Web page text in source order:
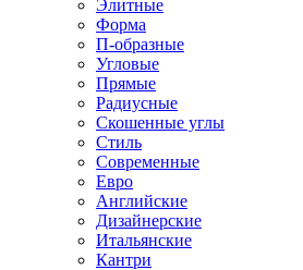
Элитные
Форма
П-образные
Угловые
Прямые
Радиусные
Скошенные углы
Стиль
Современные
Евро
Английские
Дизайнерские
Итальянские
Кантри